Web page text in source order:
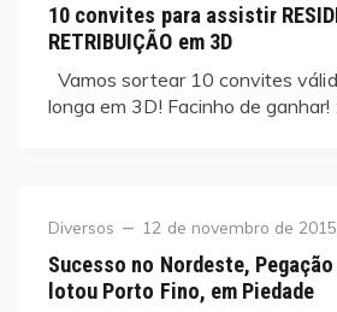
10 convites para assistir
RETRIBUIÇÃO em 3D
Vamos sortear 10 convites
longa em 3D! Facinho de ganhar!
Category
Diversos
Posted
12 de novembro de 2015
Sucesso no Nordeste,
lotou Porto Fino, em Piedade